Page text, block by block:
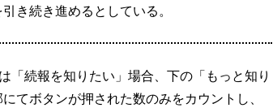
き続き進めるとしている。
「続報を知りたい」場合、下の「もっと知り
てボタンが押された数のみをカウントし、